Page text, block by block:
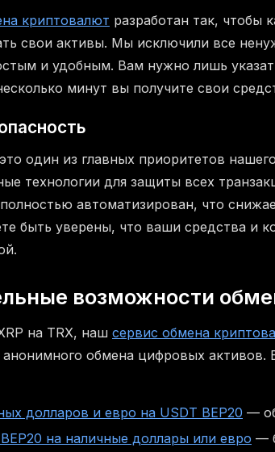
криптовалют разработан так, чтобы
свои активы. Мы исключили все
и удобным. Вам нужно лишь
минут вы получите свои
один из главных приоритетов нашего
технологии для защиты всех
автоматизирован, что
быть уверены, что ваши средства и
возможности
на TRX, наш сервис обмена
анонимного обмена цифровых активов.
долларов и евро на USDT BEP20 —
на наличные доллары или евро —